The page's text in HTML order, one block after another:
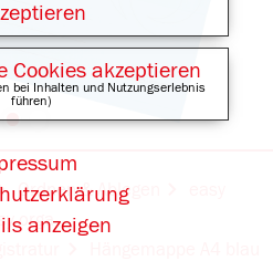
Ordnen & Ablegen
orga
Cookies akzeptieren
bei Inhalten und Nutzungserlebnis
führen)
anzeigen